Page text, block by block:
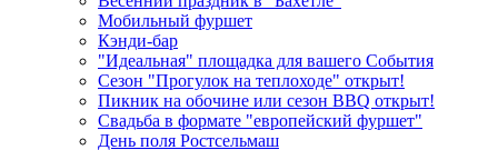
Мобильный фуршет
Кэнди-бар
"Идеальная" площадка для вашего События
Сезон "Прогулок на теплоходе" открыт!
Пикник на обочине или сезон BBQ открыт!
Свадьба в формате "европейский фуршет"
День поля Ростсельмаш